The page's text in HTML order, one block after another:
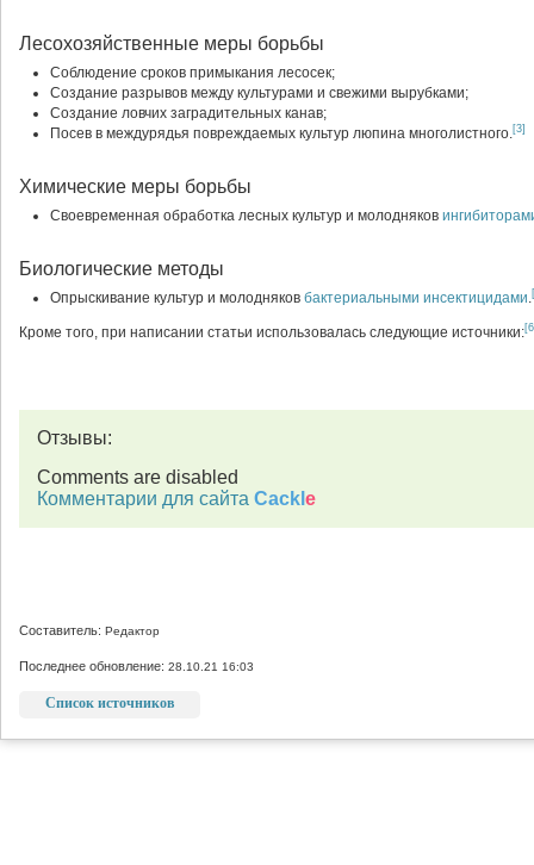
Лесохозяйственные меры борьбы
Соблюдение сроков примыкания лесосек;
Создание разрывов между культурами и свежими вырубками;
Создание ловчих заградительных канав;
Посев в междурядья повреждаемых культур люпина многолистного.[3]
Химические меры борьбы
Своевременная обработка лесных культур и молодняков
Биологические методы
Опрыскивание культур и молодняков бактериальными инсектицидами.
Кроме того, при написании статьи использовалась следующие источники:
Отзывы:
Comments are disabled
Комментарии для сайта Cackl e
Составитель: Редактор
Последнее обновление: 28.10.21 16:03
Список источников